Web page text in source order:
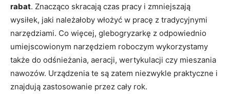
rabat. Znacząco skracają czas pracy i zmniejszają
wysiłek, jaki należałoby włożyć w pracę z tradycyjnymi
narzędziami. Co więcej, glebogryzarkę z odpowiednio
umiejscowionym narzędziem roboczym wykorzystamy
także do odśnieżania, aeracji, wertykulacji czy mieszania
nawozów. Urządzenia te są zatem niezwykle praktyczne i
znajdują zastosowanie przez cały rok.